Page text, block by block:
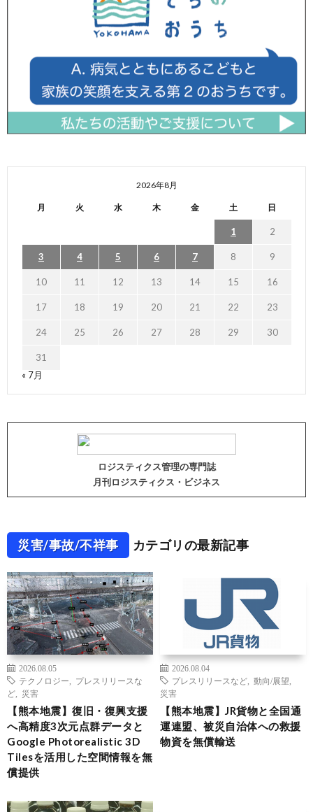
2026年8月
月 火 水 木 金 土 日
1 2
3 4 5 6 7 8 9
10 11 12 13 14 15 16
17 18 19 20 21 22 23
24 25 26 27 28 29 30
31
« 7月
ロジスティクス管理の専門誌
月刊ロジスティクス・ビジネス
災害/事故/不祥事 カテゴリの最新記事
2026.08.05
テクノロジー
プレスリリースな
ど
災害
【熊本地震】復旧・復興支援
へ高精度3次元点群データと
Google Photorealistic 3D
Tilesを活用した空間情報を無
償提供
2026.08.04
プレスリリースなど
動向/展望
災害
【熊本地震】JR貨物と全国通
運連盟、被災自治体への救援
物資を無償輸送